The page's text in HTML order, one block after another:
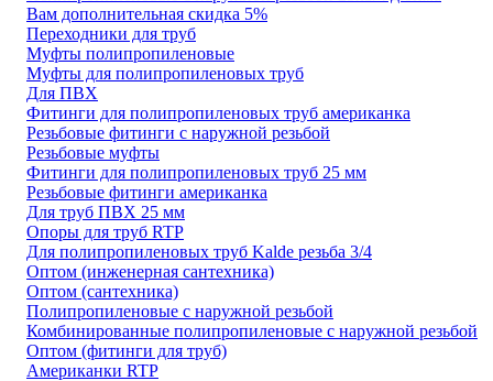
Вам дополнительная скидка 5%
Переходники для труб
Муфты полипропиленовые
Муфты для полипропиленовых труб
Для ПВХ
Фитинги для полипропиленовых труб американка
Резьбовые фитинги с наружной резьбой
Резьбовые муфты
Фитинги для полипропиленовых труб 25 мм
Резьбовые фитинги американка
Для труб ПВХ 25 мм
Опоры для труб RTP
Для полипропиленовых труб Kalde резьба 3/4
Оптом (инженерная сантехника)
Оптом (сантехника)
Полипропиленовые с наружной резьбой
Комбинированные полипропиленовые с наружной резьбой
Оптом (фитинги для труб)
Американки RTP